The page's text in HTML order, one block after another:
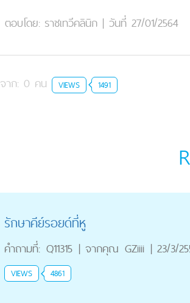
ตอบโดย: ราชเทวีคลินิก | วันที่ 27/01/2564
จาก: 0 คน VIEWS 1491
รักษาคีย์รอยด์ที่หู
คำถามที่: Q11315 | จากคุณ GZiiii | 23/3/
VIEWS 4861